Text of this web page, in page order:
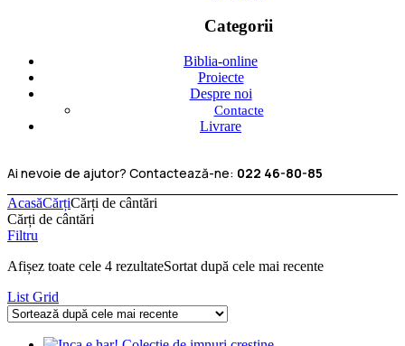
Categorii
Biblia-online
Proiecte
Despre noi
Contacte
Livrare
Ai nevoie de ajutor? Contactează-ne: 022 46-80-85
AcasăCărțiCărți de cântări
Cărți de cântări
Filtru
Afișez toate cele 4 rezultateSortat după cele mai recente
List Grid